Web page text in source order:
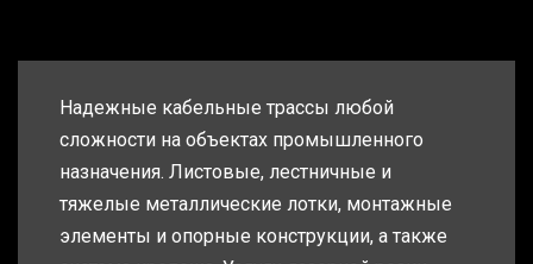
Надежные кабельные трассы любой
сложности на объектах промышленного
назначения. Листовые, лестничные и
тяжелые металлические лотки, монтажные
элементы и опорные конструкции, а также